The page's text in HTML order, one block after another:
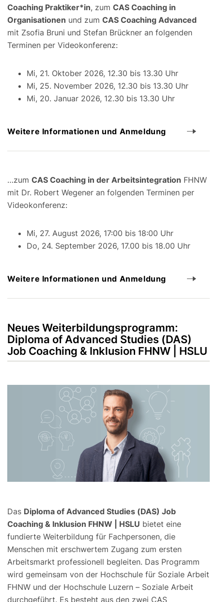
Coaching Praktiker*in, zum CAS Coaching in
Organisationen und zum CAS Coaching Advanced
mit Zsofia Bruni und Stefan Brückner an folgenden
Terminen per Videokonferenz:
Mi, 21. Oktober 2026, 12.30 bis 13.30 Uhr
Mi, 25. November 2026, 12.30 bis 13.30 Uhr
Mi, 20. Januar 2026, 12.30 bis 13.30 Uhr
Weitere Informationen und Anmeldung
…zum CAS Coaching in der Arbeitsintegration FHNW
mit Dr. Robert Wegener an folgenden Terminen per
Videokonferenz:
Mi, 27. August 2026, 17:00 bis 18:00 Uhr
Do, 24. September 2026, 17.00 bis 18.00 Uhr
Weitere Informationen und Anmeldung
Neues Weiterbildungsprogramm:
Diploma of Advanced Studies (DAS)
Job Coaching & Inklusion FHNW | HSLU
Das Diploma of Advanced Studies (DAS) Job
Coaching & Inklusion FHNW | HSLU bietet eine
fundierte Weiterbildung für Fachpersonen, die
Menschen mit erschwertem Zugang zum ersten
Arbeitsmarkt professionell begleiten. Das Programm
wird gemeinsam von der Hochschule für Soziale Arbeit
FHNW und der Hochschule Luzern – Soziale Arbeit
durchgeführt. Es besteht aus den zwei CAS